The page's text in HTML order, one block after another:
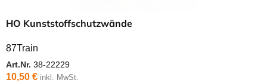
HO Kunststoffschutzwände
87Train
Art.Nr. 38-22229
10,50 € inkl. MwSt.